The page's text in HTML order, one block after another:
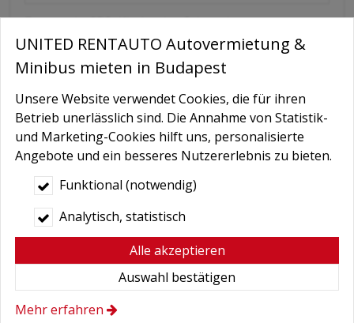
Extras wie GPS, Kindersitz, Schneeketten etc
Nachricht
Hiermit autorisiere ich die Behandlung
meiner persönlichen Daten.
Hier finden Sie:
UNITED RENTAUTO Autovermietung &
Minibus mieten in Budapest
Unsere Website verwendet Cookies, die für ihren
Betrieb unerlässlich sind. Die Annahme von Statistik-
und Marketing-Cookies hilft uns, personalisierte
Angebote und ein besseres Nutzererlebnis zu bieten.
Funktional (notwendig)
Analytisch, statistisch
Alle akzeptieren
Auswahl bestätigen
Mehr erfahren